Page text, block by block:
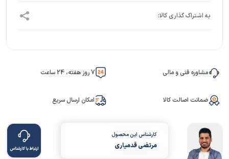
مشاوره فنی و مالی 7 روز هفته، 24 ساعت
ضمانت اصالت کالا امکان ارسال سریع
کارشناس این محصول
مرتضی قدمیاری ارتباط با کارشناس